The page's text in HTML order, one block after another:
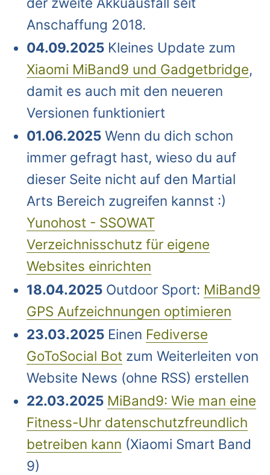
Anschaffung 2018.
04.09.2025 Kleines Update zum
Xiaomi MiBand9 und Gadgetbridge,
damit es auch mit den neueren
Versionen funktioniert
01.06.2025 Wenn du dich schon
immer gefragt hast, wieso du auf
dieser Seite nicht auf den Martial
Arts Bereich zugreifen kannst :)
Yunohost - SSOWAT
Verzeichnisschutz für eigene
Websites einrichten
18.04.2025 Outdoor Sport: MiBand9
GPS Aufzeichnungen optimieren
23.03.2025 Einen Fediverse
GoToSocial Bot zum Weiterleiten von
Website News (ohne RSS) erstellen
22.03.2025 MiBand9: Wie man eine
Fitness-Uhr datenschutzfreundlich
betreiben kann (Xiaomi Smart Band
9)